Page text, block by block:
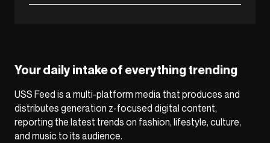
Your daily intake of everything trending
USS Feed is a multi-platform media that produces and
distributes generation z-focused digital content,
reporting the latest trends on fashion, lifestyle, culture,
and music to its audience.